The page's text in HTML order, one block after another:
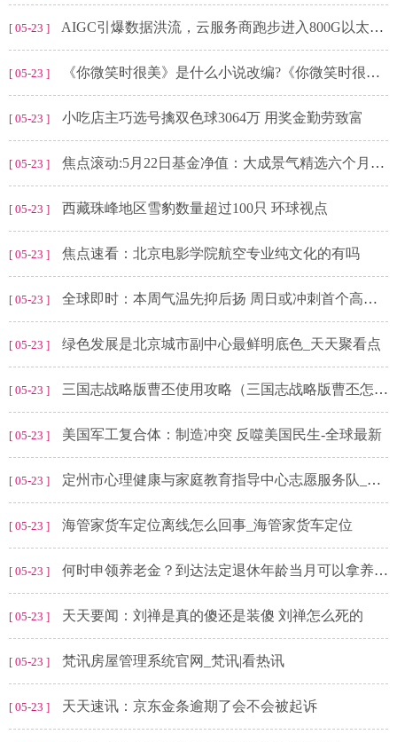
[ 05-23 ] AIGC引爆数据洪流，云服务商跑步进入800G以太网时代
[ 05-23 ] 《你微笑时很美》是什么小说改编?《你微笑时很美》简阳结局怎么了?
[ 05-23 ] 小吃店主巧选号擒双色球3064万 用奖金勤劳致富
[ 05-23 ] 焦点滚动:5月22日基金净值：大成景气精选六个月持有混合A最新净值0.8171，涨0.67%
[ 05-23 ] 西藏珠峰地区雪豹数量超过100只 环球视点
[ 05-23 ] 焦点速看：北京电影学院航空专业纯文化的有吗
[ 05-23 ] 全球即时：本周气温先抑后扬 周日或冲刺首个高温日
[ 05-23 ] 绿色发展是北京城市副中心最鲜明底色_天天聚看点
[ 05-23 ] 三国志战略版曹丕使用攻略（三国志战略版曹丕怎么用） 世界热点
[ 05-23 ] 美国军工复合体：制造冲突 反噬美国民生-全球最新
[ 05-23 ] 定州市心理健康与家庭教育指导中心志愿服务队_微头条
[ 05-23 ] 海管家货车定位离线怎么回事_海管家货车定位
[ 05-23 ] 何时申领养老金？到达法定退休年龄当月可以拿养老金吗？来看问答-全球热消息
[ 05-23 ] 天天要闻：刘禅是真的傻还是装傻 刘禅怎么死的
[ 05-23 ] 梵讯房屋管理系统官网_梵讯|看热讯
[ 05-23 ] 天天速讯：京东金条逾期了会不会被起诉